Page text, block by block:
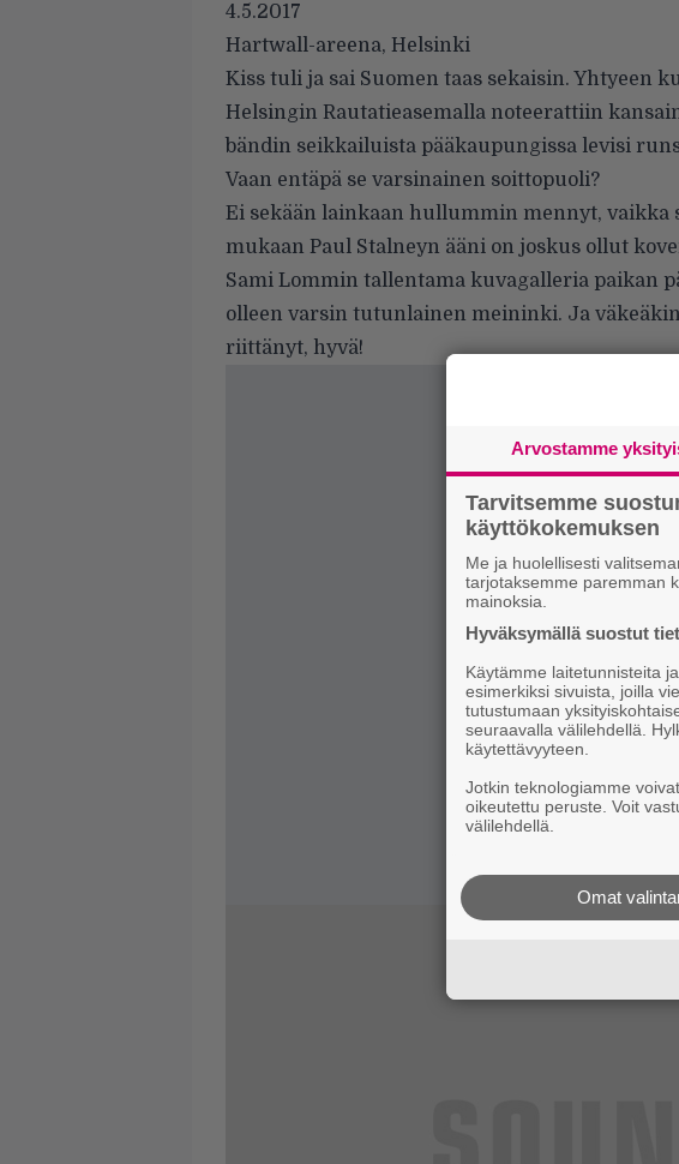
4.5.2017
Hartwall-areena, Helsinki
Kiss tuli ja sai Suomen taas sekaisin. Yhtyeen
Helsingin Rautatieasemalla noteerattiin
bändin seikkailuista pääkaupungissa levisi
Vaan entäpä se varsinainen soittopuoli?
Ei sekään lainkaan hullummin mennyt,
mukaan Paul Stalneyn ääni on joskus ollut
Sami Lommin tallentama kuvagalleria paikan
olleen varsin tutunlainen meininki. Ja
riittänyt, hyvä!
Arvostamme
Tarvitsemme
käyttökokemuksen
Me ja huolellisesti
tarjotaksemme paremman
mainoksia.
Hyväksymällä suostut
Käytämme laitetunnisteita
esimerkiksi sivuista, joilla
tutustumaan
seuraavalla välilehdellä.
käytettävyyteen.
Jotkin teknologiamme
oikeutettu peruste. Voit
välilehdellä.
Omat